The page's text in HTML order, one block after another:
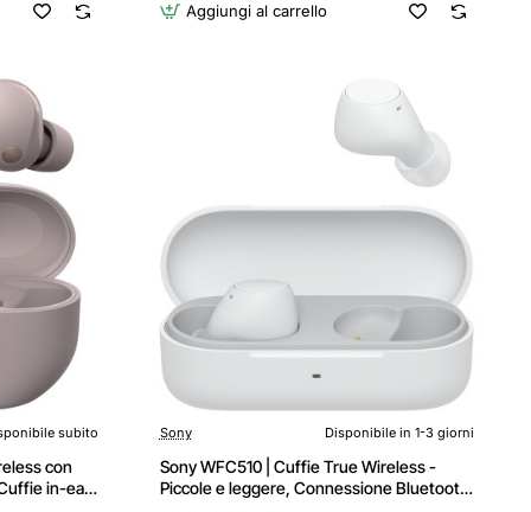
Aggiungi al carrello
subito
con
in-ear
Sony Disponibile in 1-3 giorni
Sony WFC510 | Cuffie True Wireless -
Piccole e leggere, Connessione Bluetooth